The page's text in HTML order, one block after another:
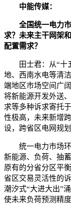
中能传媒：
全国统一电力
求？未来主干网架
配置需求？
田士君：从“十
地、西南水电等清
端地区市场空间广
将新能源开发外送
求等多种诉求寄托
性极高，未来新增
设，跨省区电网规
统一电力市场
新能源、负荷、抽
原有的分省分区平
省区交易灵活性的
潮汐式“大进大出”
使未来负荷预测精